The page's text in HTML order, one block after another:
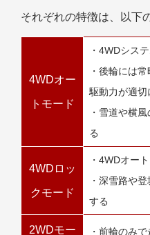
それぞれの特徴は、以下
4WDオー
トモード
・4WDシス
・後輪には
駆動力が適
・雪道や横
る
4WDロッ
クモード
・4WDオー
・深雪路や
する
2WDモー ・前輪のみ